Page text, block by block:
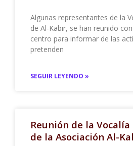
Algunas representantes de la
de Al-Kabir, se han reunido
centro para informar de las
pretenden
SEGUIR LEYENDO »
Reunión de la
de la Asociación Al-